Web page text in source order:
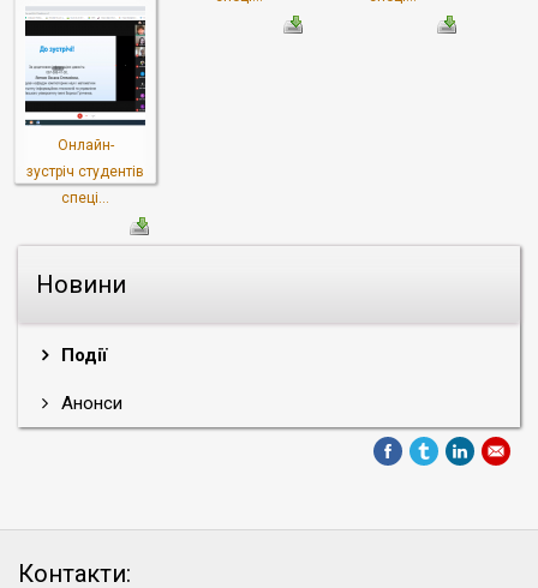
Новини
Події
Анонси
Онлайн-
зустріч студентів
спеці...
Контакти: